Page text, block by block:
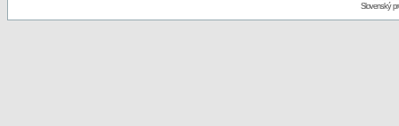
Slovenský